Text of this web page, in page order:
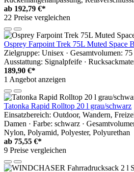
ab 192,79 €*
22 Preise vergleichen
Osprey Farpoint Trek 75L Muted Space
Zielgruppe: Unisex · Gesamtvolumen: 75
Ausstattung: Signalpfeife ·
189,90 €*
1 Angebot anzeigen
Tatonka Rapid Rolltop 20 l grau/schwarz
Einsatzbereich: Outdoor, Wandern,
Damen · Farbe: schwarz ·
Nylon, Polyamid, Polyester, Polyurethan
ab 75,55 €*
9 Preise vergleichen